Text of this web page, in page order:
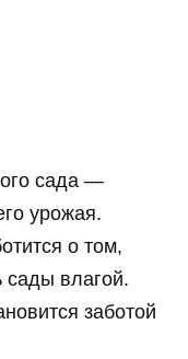
сада —
урожая.
о том,
сады влагой.
заботой